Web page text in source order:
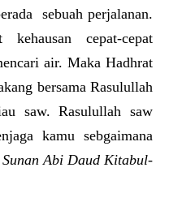
sebuah perjalanan.
kehausan cepat-cepat
air. Maka Hadhrat
bersama Rasulullah
saw. Rasulullah saw
kamu sebgaimana
Sunan Abi Daud Kitabul-